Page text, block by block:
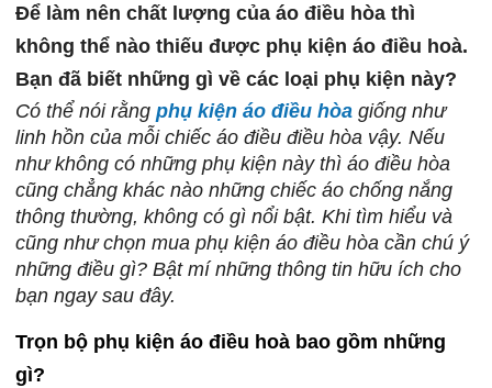
Để làm nên chất lượng của áo điều hòa thì
không thể nào thiếu được phụ kiện áo điều hoà.
Bạn đã biết những gì về các loại phụ kiện này?
Có thể nói rằng phụ kiện áo điều hòa giống như
linh hồn của mỗi chiếc áo điều điều hòa vậy. Nếu
như không có những phụ kiện này thì áo điều hòa
cũng chẳng khác nào những chiếc áo chống nắng
thông thường, không có gì nổi bật. Khi tìm hiểu và
cũng như chọn mua phụ kiện áo điều hòa cần chú ý
những điều gì? Bật mí những thông tin hữu ích cho
bạn ngay sau đây.
Trọn bộ phụ kiện áo điều hoà bao gồm những
gì?